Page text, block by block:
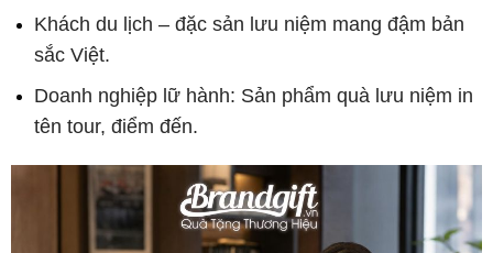
Khách du lịch – đặc sản lưu niệm mang đậm bản
sắc Việt.
Doanh nghiệp lữ hành: Sản phẩm quà lưu niệm in
tên tour, điểm đến.